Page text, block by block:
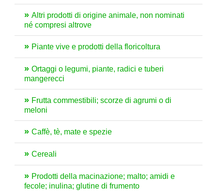
Altri prodotti di origine animale, non nominati
né compresi altrove
Piante vive e prodotti della floricoltura
Ortaggi o legumi, piante, radici e tuberi
mangerecci
Frutta commestibili; scorze di agrumi o di
meloni
Caffè, tè, mate e spezie
Cereali
Prodotti della macinazione; malto; amidi e
fecole; inulina; glutine di frumento